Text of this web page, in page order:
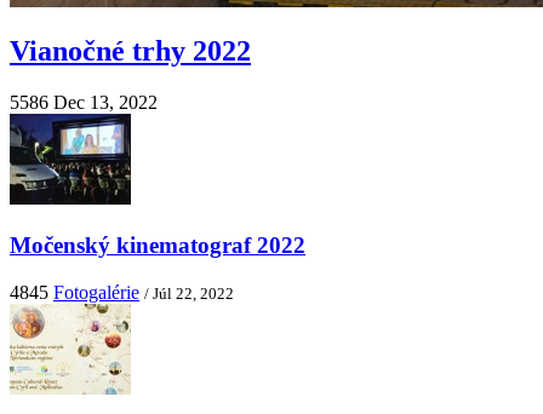
Vianočné trhy 2022
5586 Dec 13, 2022
Močenský kinematograf 2022
4845 Fotogalérie / Júl 22, 2022